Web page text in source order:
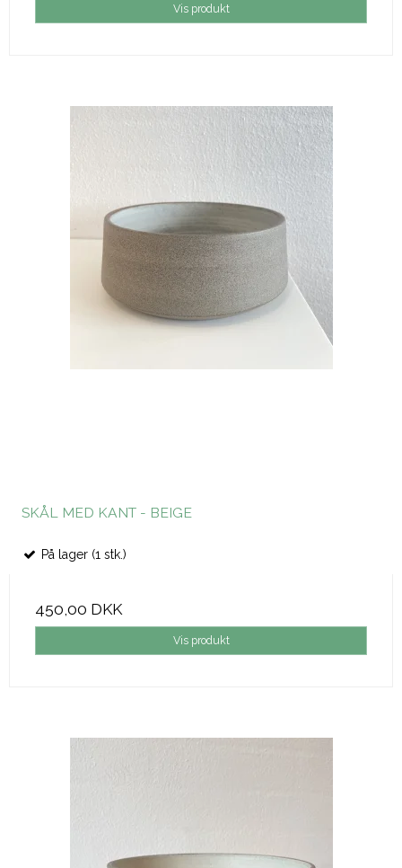
Vis produkt
SKÅL MED KANT - BEIGE
På lager (1 stk.)
450,00 DKK
Vis produkt